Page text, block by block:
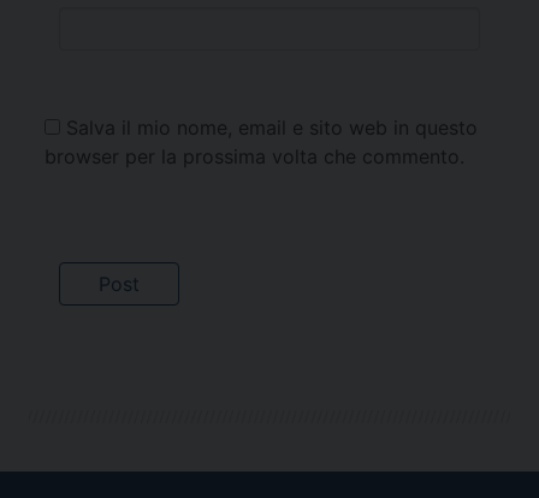
Salva il mio nome, email e sito web in questo
browser per la prossima volta che commento.